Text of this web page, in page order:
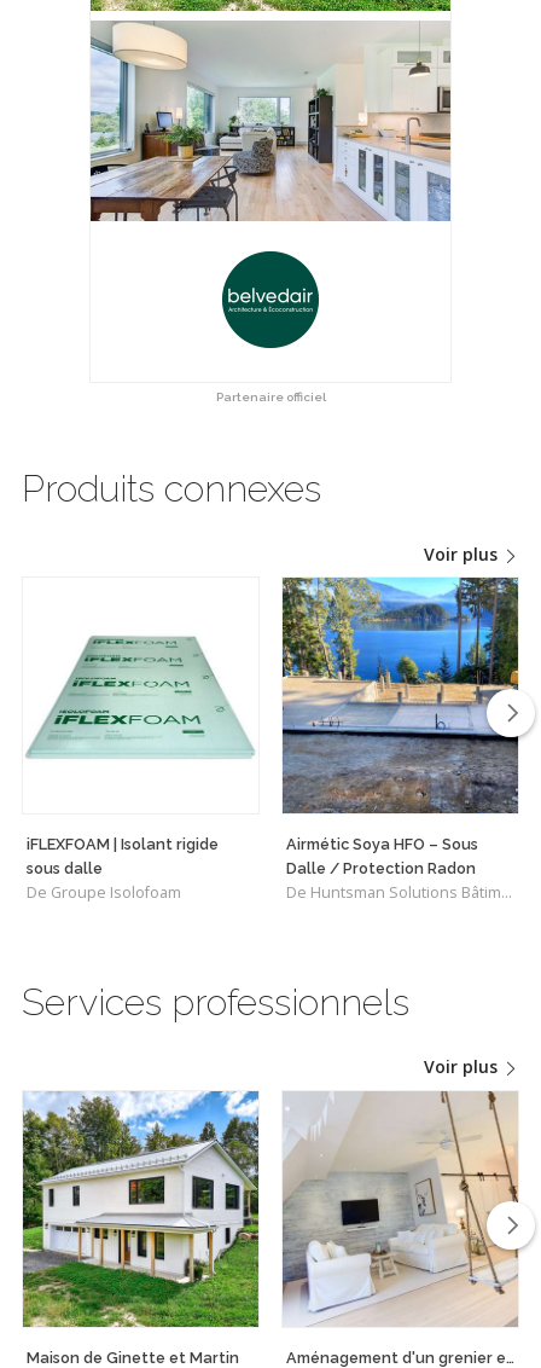
Partenaire officiel
Produits connexes
Voir plus
iFLEXFOAM | Isolant rigide
sous dalle
De Groupe Isolofoam
Airmétic Soya HFO – Sous
Dalle / Protection Radon
De Huntsman Solutions Bâtiments
Services professionnels
Voir plus
Maison de Ginette et Martin Aménagement d'un grenier en chambre - Westmount